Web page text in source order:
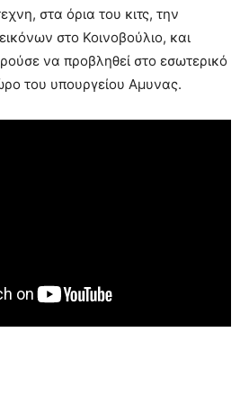
στα όρια του κιτς, την
στο Κοινοβούλιο, και
να προβληθεί στο εσωτερικό
του υπουργείου Αμυνας.